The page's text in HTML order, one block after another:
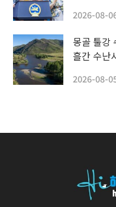
2026-08-
몽골 툴강
흘간 수난
2026-08-